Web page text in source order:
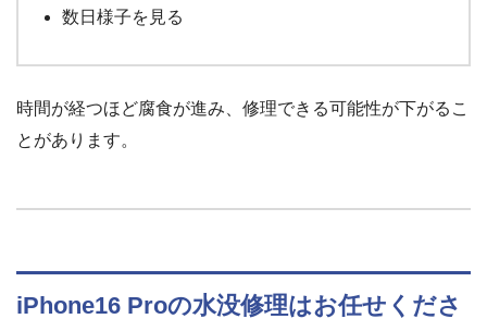
数日様子を見る
時間が経つほど腐食が進み、修理できる可能性が下がるこ
とがあります。
iPhone16 Proの水没修理はお任せくださ